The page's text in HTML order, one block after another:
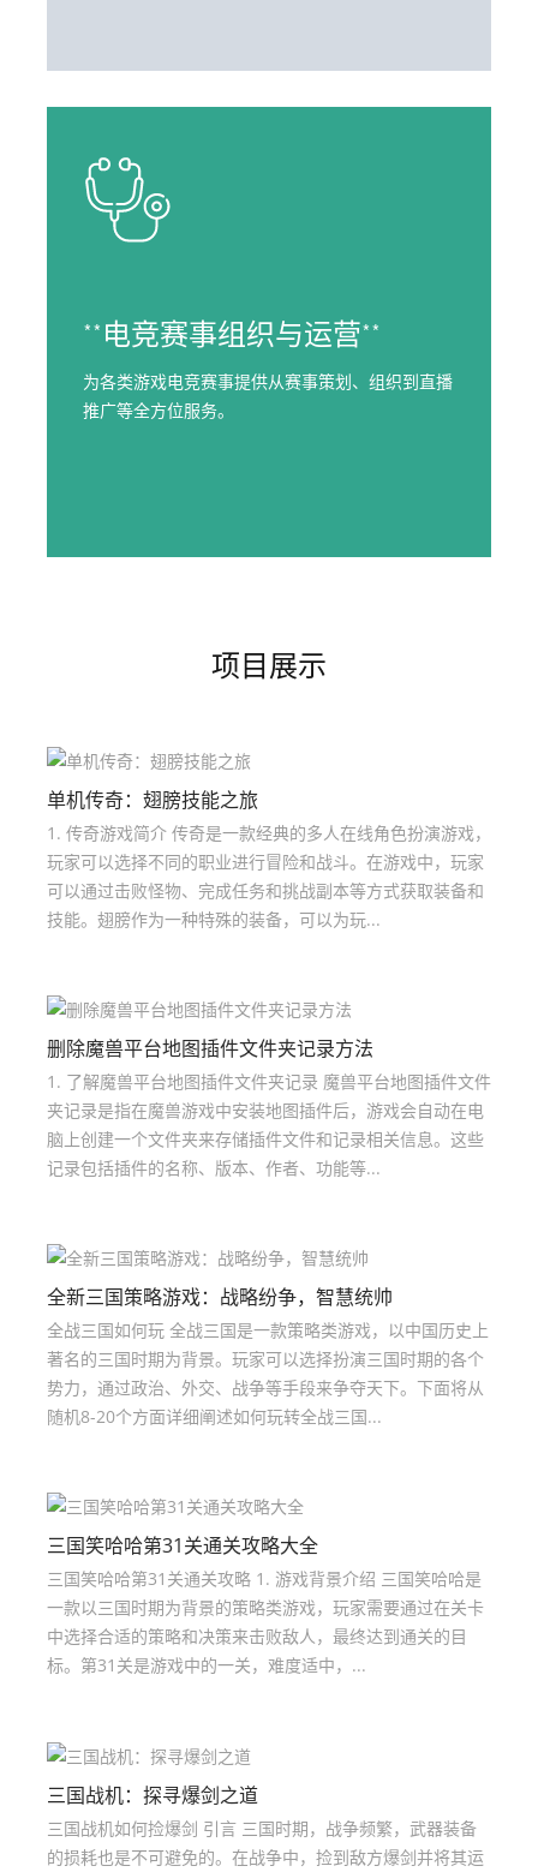
**电竞赛事组织与运营**
为各类游戏电竞赛事提供从赛事策划、组织到直播
推广等全方位服务。
项目展示
单机传奇：翅膀技能之旅
1. 传奇游戏简介 传奇是一款经典的多人在线角色扮演游戏，
玩家可以选择不同的职业进行冒险和战斗。在游戏中，玩家
可以通过击败怪物、完成任务和挑战副本等方式获取装备和
技能。翅膀作为一种特殊的装备，可以为玩...
删除魔兽平台地图插件文件夹记录方法
1. 了解魔兽平台地图插件文件夹记录 魔兽平台地图插件文件
夹记录是指在魔兽游戏中安装地图插件后，游戏会自动在电
脑上创建一个文件夹来存储插件文件和记录相关信息。这些
记录包括插件的名称、版本、作者、功能等...
全新三国策略游戏：战略纷争，智慧统帅
全战三国如何玩 全战三国是一款策略类游戏，以中国历史上
著名的三国时期为背景。玩家可以选择扮演三国时期的各个
势力，通过政治、外交、战争等手段来争夺天下。下面将从
随机8-20个方面详细阐述如何玩转全战三国...
三国笑哈哈第31关通关攻略大全
三国笑哈哈第31关通关攻略 1. 游戏背景介绍 三国笑哈哈是
一款以三国时期为背景的策略类游戏，玩家需要通过在关卡
中选择合适的策略和决策来击败敌人，最终达到通关的目
标。第31关是游戏中的一关，难度适中，...
三国战机：探寻爆剑之道
三国战机如何捡爆剑 引言 三国时期，战争频繁，武器装备
的损耗也是不可避免的。在战争中，捡到敌方爆剑并将其运